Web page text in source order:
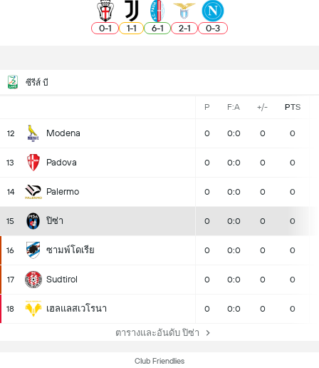
0-1 1-1 6-1 2-1 0-3
ซีรีส์ บี
P F:A +/- PTS
12 Modena 0 0:0 0 0
13 Padova 0 0:0 0 0
14 Palermo 0 0:0 0 0
15 ปิซ่า 0 0:0 0 0
16 ซามพ์โดเรีย 0 0:0 0 0
17 Sudtirol 0 0:0 0 0
18 เฮลแลสเวโรนา 0 0:0 0 0
ตารางและอันดับ ปิซ่า
Club Friendlies